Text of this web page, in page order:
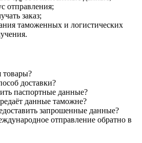
отправления;
заказ;
таможенных и логистических
товары?
доставки?
паспортные данные?
данные таможне?
запрошенные данные?
отправление обратно в